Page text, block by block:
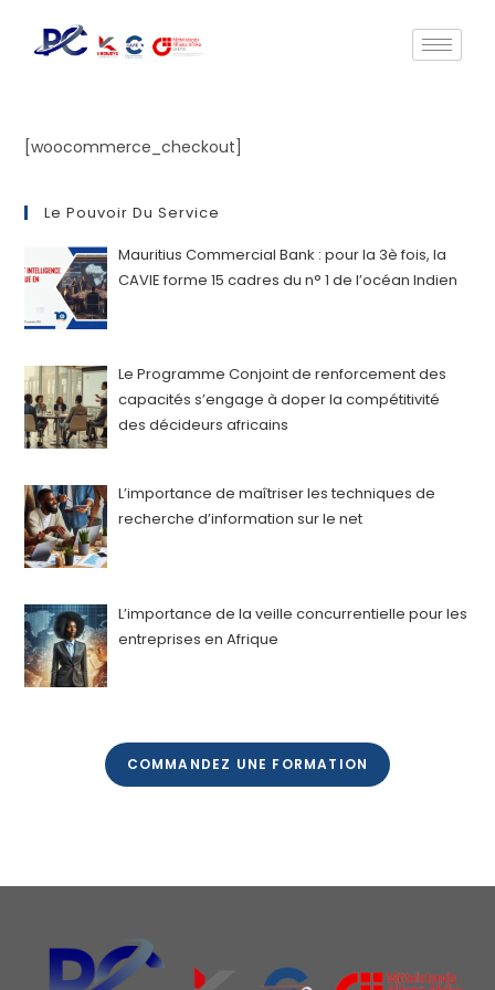
[woocommerce_checkout]
Le Pouvoir Du Service
Mauritius Commercial Bank : pour la 3è fois, la
CAVIE forme 15 cadres du n° 1 de l’océan Indien
Le Programme Conjoint de renforcement des
capacités s’engage à doper la compétitivité
des décideurs africains
L’importance de maîtriser les techniques de
recherche d’information sur le net
L’importance de la veille concurrentielle pour les
entreprises en Afrique
COMMANDEZ UNE FORMATION